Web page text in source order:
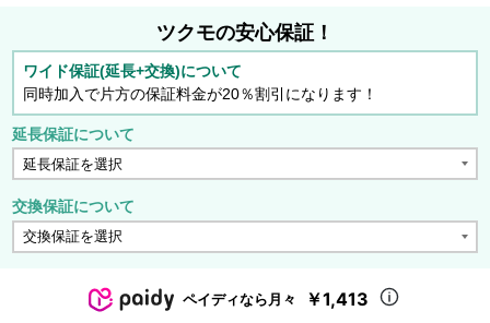
ツクモの安心保証！
ワイド保証(延長+交換)について
同時加入で片方の保証料金が20％割引になります！
延長保証について
交換保証について
ペイディなら月々 ￥1,413